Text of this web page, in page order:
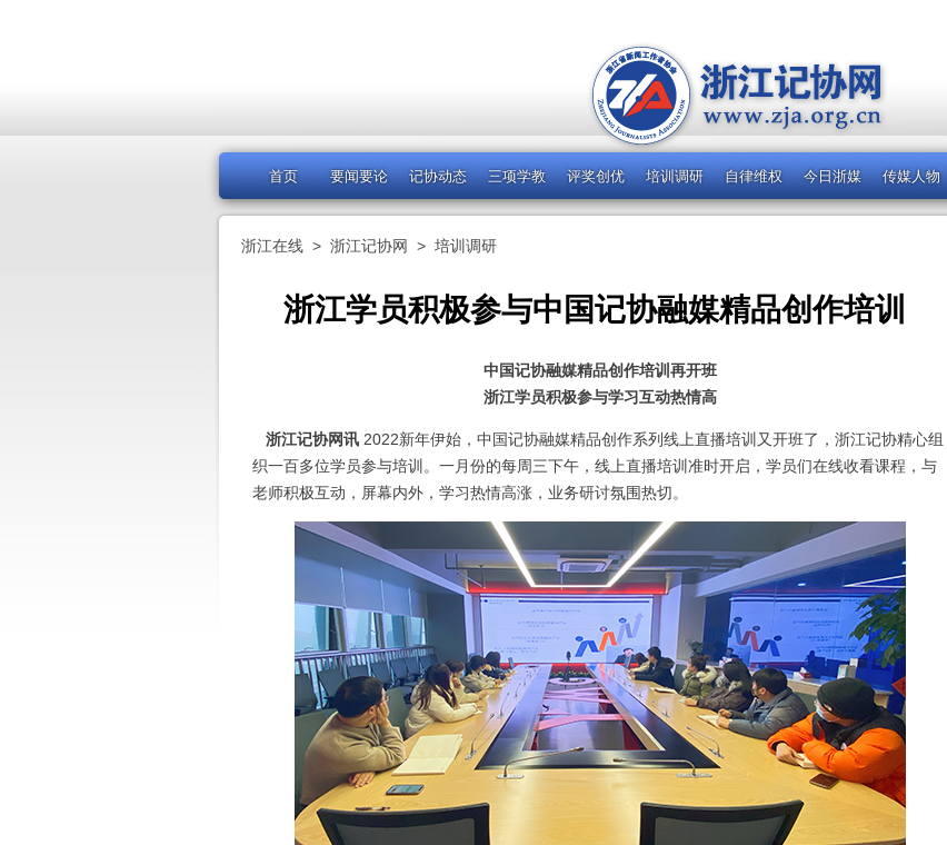
首页 要闻要论 记协动态 三项学教 评奖创优 培训调研 自律维权 今日浙媒 传媒人物
浙江在线 > 浙江记协网 > 培训调研
浙江学员积极参与中国记协融媒精品创作培训
中国记协融媒精品创作培训再开班
浙江学员积极参与学习互动热情高
浙江记协网讯 2022新年伊始，中国记协融媒精品创作系列线上直播培训又开班了，浙江记协精心组
织一百多位学员参与培训。一月份的每周三下午，线上直播培训准时开启，学员们在线收看课程，与
老师积极互动，屏幕内外，学习热情高涨，业务研讨氛围热切。